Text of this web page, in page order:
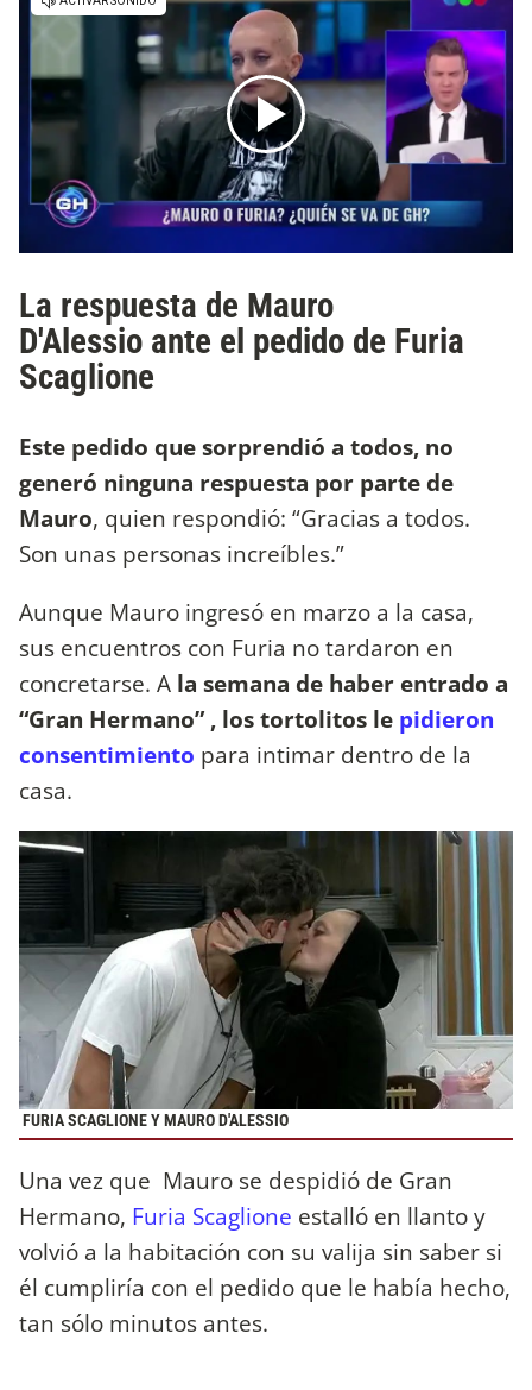
La respuesta de Mauro
D'Alessio ante el pedido de Furia
Scaglione
Este pedido que sorprendió a todos, no
generó ninguna respuesta por parte de
Mauro, quien respondió: “Gracias a todos.
Son unas personas increíbles.”
Aunque Mauro ingresó en marzo a la casa,
sus encuentros con Furia no tardaron en
concretarse. A la semana de haber entrado a
“Gran Hermano” , los tortolitos le pidieron
consentimiento para intimar dentro de la
casa.
FURIA SCAGLIONE Y MAURO D'ALESSIO
Una vez que Mauro se despidió de Gran
Hermano, Furia Scaglione estalló en llanto y
volvió a la habitación con su valija sin saber si
él cumpliría con el pedido que le había hecho,
tan sólo minutos antes.